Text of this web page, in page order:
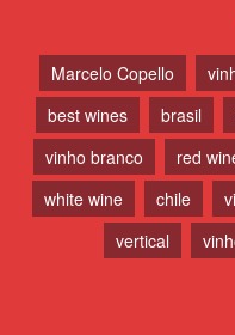
Marcelo Copello
best wines
brasil
vinho branco
red
white wine
chile
vertical